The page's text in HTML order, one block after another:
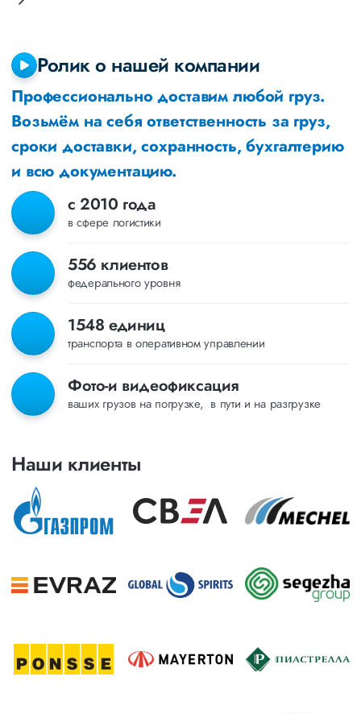
Ролик о нашей компании
Профессионально доставим любой груз.
Возьмём на себя ответственность за груз,
сроки доставки, сохранность, бухгалтерию
и всю документацию.
с 2010 года
в сфере логистики
556 клиентов
федерального уровня
1548 единиц
транспорта в оперативном управлении
Фото-и видеофиксация
ваших грузов на погрузке, в пути и на разгрузке
Наши клиенты